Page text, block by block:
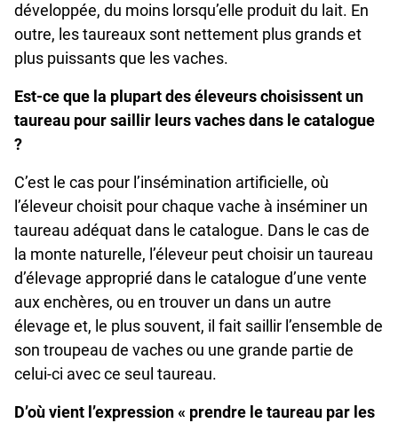
développée, du moins lorsqu’elle produit du lait. En
outre, les taureaux sont nettement plus grands et
plus puissants que les vaches.
Est-ce que la plupart des éleveurs choisissent un
taureau pour saillir leurs vaches dans le catalogue
?
C’est le cas pour l’insémination artificielle, où
l’éleveur choisit pour chaque vache à inséminer un
taureau adéquat dans le catalogue. Dans le cas de
la monte naturelle, l’éleveur peut choisir un taureau
d’élevage approprié dans le catalogue d’une vente
aux enchères, ou en trouver un dans un autre
élevage et, le plus souvent, il fait saillir l’ensemble de
son troupeau de vaches ou une grande partie de
celui-ci avec ce seul taureau.
D’où vient l’expression « prendre le taureau par les